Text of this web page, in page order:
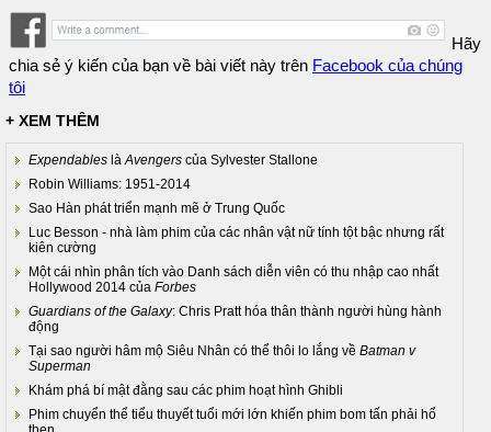
Hãy
chia sẻ ý kiến của bạn về bài viết này trên Facebook của chúng
tôi
+ XEM THÊM
Expendables làAvengers của Sylvester Stallone
Robin Williams: 1951-2014
Sao Hàn phát triển mạnh mẽ ở Trung Quốc
Luc Besson - nhà làm phim của các nhân vật nữ tính tột bậc nhưng rất
kiên cường
Một cái nhìn phân tích vào Danh sách diễn viên có thu nhập cao nhất
Hollywood 2014 của Forbes
Guardians of the Galaxy: Chris Pratt hóa thân thành người hùng hành
động
Tại sao người hâm mộ Siêu Nhân có thể thôi lo lắng về Batman v
Superman
Khám phá bí mật đằng sau các phim hoạt hình Ghibli
Phim chuyển thể tiểu thuyết tuổi mới lớn khiến phim bom tấn phải hổ